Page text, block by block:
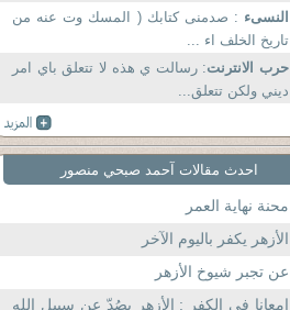
النسىء : صدمنى كتابك ( المسك وت عنه من
تاريخ الخلف اء ...
حرب الانترنت: رسالت ي هذه لا تتعلق باي امر
ديني ولكن تتعلق...
احدث مقالات آحمد صبحي منصور
محنة نهاية العمر
الأزهر يكفر باليوم الآخر
عن تجبر شيوخ الأزهر
إمعانا في الكفر : الأزهر يصُدّ عن سبيل الله